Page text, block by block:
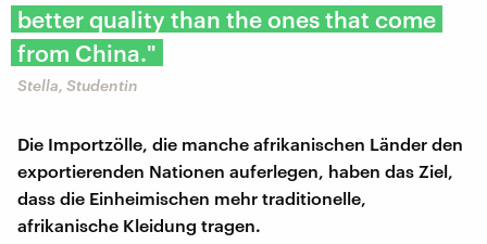
better quality than the ones that come
from China."
Stella, Studentin
Die Importzölle, die manche afrikanischen Länder den
exportierenden Nationen auferlegen, haben das Ziel,
dass die Einheimischen mehr traditionelle,
afrikanische Kleidung tragen.